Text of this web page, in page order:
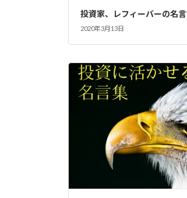
投資家、レフィーバーの名言
2020年3月13日